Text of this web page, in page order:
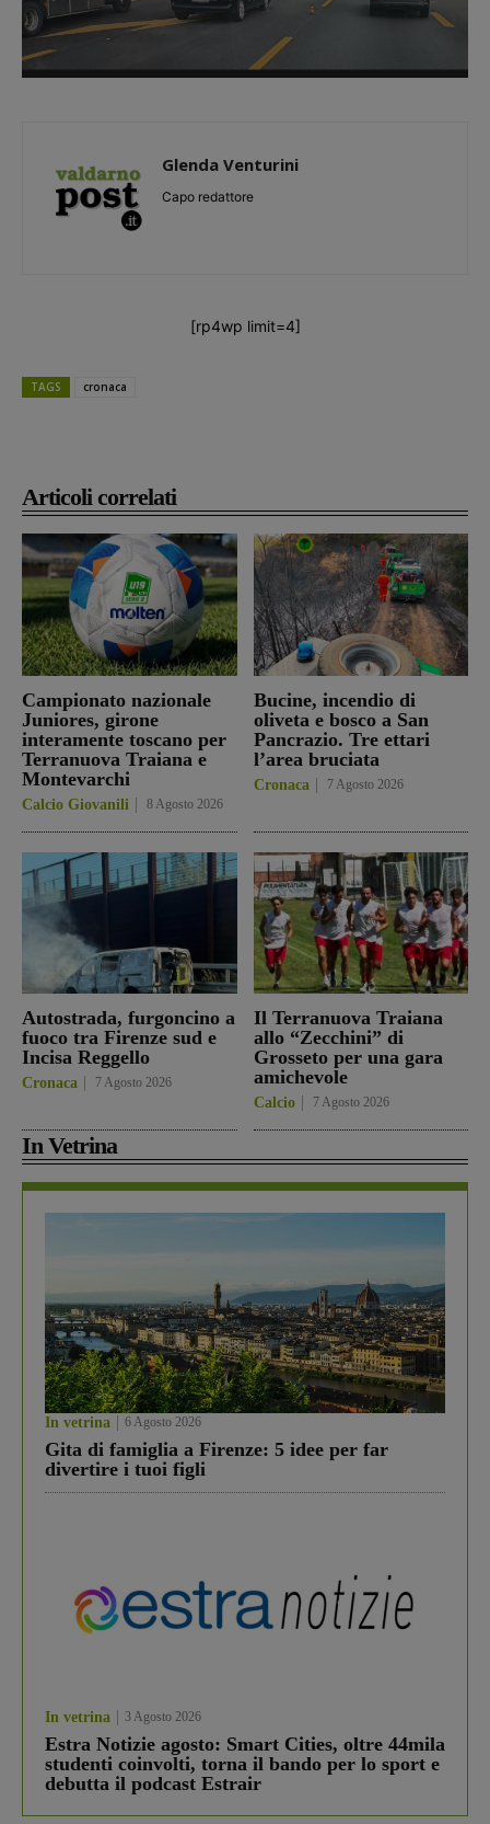
Articoli correlati
Campionato nazionale
Juniores, girone
interamente toscano per
Terranuova Traiana e
Montevarchi
Calcio Giovanili 8 Agosto 2026
Bucine, incendio di
oliveta e bosco a San
Pancrazio. Tre ettari
l’area bruciata
Cronaca 7 Agosto 2026
Autostrada, furgoncino a
fuoco tra Firenze sud e
Incisa Reggello
Cronaca 7 Agosto 2026
Il Terranuova Traiana
allo “Zecchini” di
Grosseto per una gara
amichevole
Calcio 7 Agosto 2026
In Vetrina
In vetrina 6 Agosto 2026
Gita di famiglia a Firenze: 5 idee per far
divertire i tuoi figli
In vetrina 3 Agosto 2026
Estra Notizie agosto: Smart Cities, oltre 44mila
studenti coinvolti, torna il bando per lo sport e
debutta il podcast Estrair
Glenda Venturini
Capo redattore
[rp4wp limit=4]
TAGS cronaca